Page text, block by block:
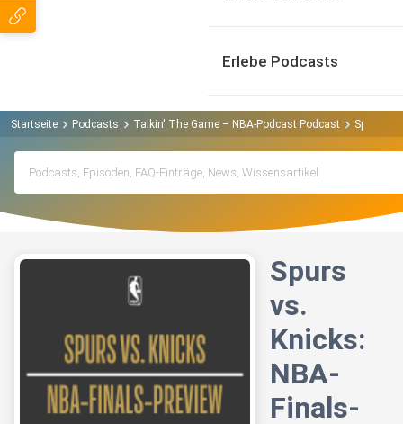
Erlebe Podcasts
Startseite Podcasts Talkin' The Game – NBA-Podcast Podcast Spurs vs.
Spurs
vs.
Knicks:
NBA-
Finals-